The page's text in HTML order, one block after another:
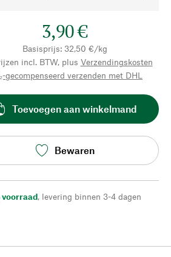
3,90 €
Basisprijs: 32,50 €/kg
incl. BTW, plus Verzendingskosten
gecompenseerd verzenden met DHL
Toevoegen aan winkelmand
Bewaren
voorraad, levering binnen 3-4 dagen